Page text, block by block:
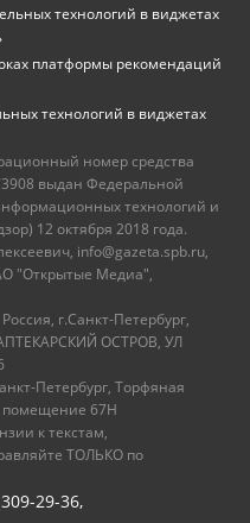
технологий в виджетах
платформы рекомендаций
технологий в виджетах
номер средства
выдан Федеральной
технологий и
12 октября 2018 года.
info@gazeta.spb.ru,
"Открытые Медиа",
г.Санкт-Петербург,
ОСТРОВ, УЛ
Петербург, Торфяная
помещение 67Н
к текстам,
ТОЛЬКО по
29-36,